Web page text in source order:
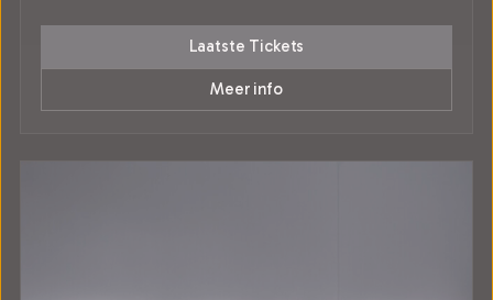
Laatste Tickets
Meer info